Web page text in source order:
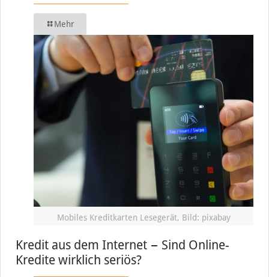
Mehr
Mobiles Kreditkarten Lesegerät, Bild: pixabay
Kredit aus dem Internet − Sind Online-
Kredite wirklich seriös?